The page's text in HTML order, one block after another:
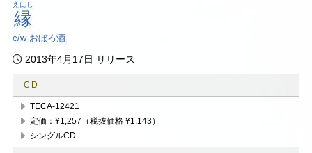
縁
えにし
c/w おぼろ酒
2013年4月17日 リリース
CD
TECA-12421
定価：¥1,257（税抜価格 ¥1,143）
シングルCD